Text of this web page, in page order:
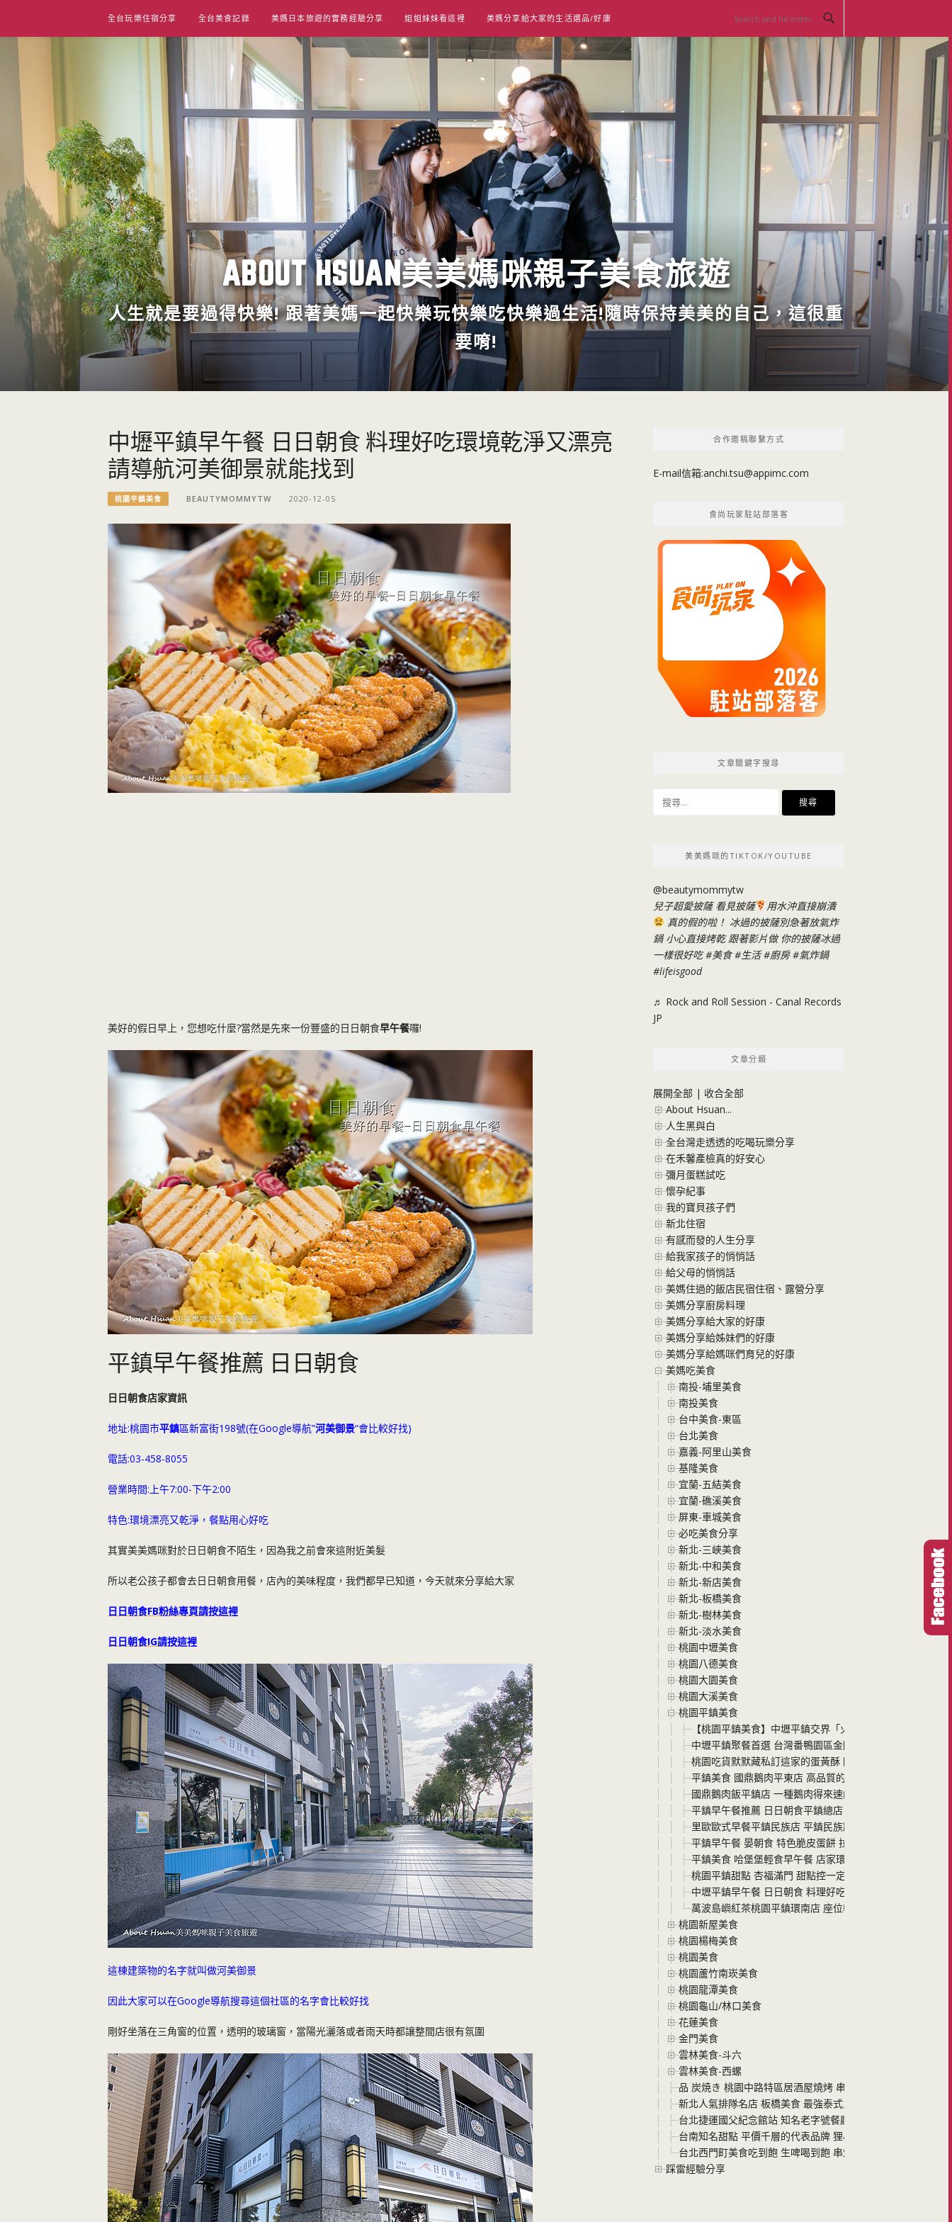
content
全台玩樂住宿分享 全台美食記錄 美媽日本旅遊的實務經驗分享 姐姐妹妹看這裡 美媽分享給大家的生活選品/好康
ABOUT HSUAN美美媽咪親子美食旅遊
人生就是要過得快樂! 跟著美媽一起快樂玩快樂吃快樂過生活!隨時保持美美的自己，這很重
要唷!
中壢平鎮早午餐 日日朝食 料理好吃環境乾淨又漂亮
請導航河美御景就能找到
桃園平鎮美食 BEAUTYMOMMYTW 2020-12-05
美好的假日早上，您想吃什麼?當然是先來一份豐盛的日日朝食早午餐囉!
平鎮早午餐推薦 日日朝食
日日朝食店家資訊
地址:桃園市平鎮區新富街198號(在Google導航”河美御景“會比較好找)
電話:03-458-8055
營業時間:上午7:00-下午2:00
特色:環境漂亮又乾淨，餐點用心好吃
其實美美媽咪對於日日朝食不陌生，因為我之前會來這附近美髮
所以老公孩子都會去日日朝食用餐，店內的美味程度，我們都早已知道，今天就來分享給大家
日日朝食FB粉絲專頁請按這裡
日日朝食IG請按這裡
這棟建築物的名字就叫做河美御景
因此大家可以在Google導航搜尋這個社區的名字會比較好找
剛好坐落在三角窗的位置，透明的玻璃窗，當陽光灑落或者雨天時都讓整間店很有氛圍
合作邀稿聯繫方式
E-mail信箱:anchi.tsu@appimc.com
食尚玩家駐站部落客
文章關鍵字搜尋
尋
美美媽咪的TIKTOK/YOUTUBE
@beautymommytw
兒子超愛披薩 看見披薩
用水沖直接崩潰
真的假的啦！ 冰過的披薩別急著放氣炸
鍋 小心直接烤乾 跟著影片做 你的披薩冰過
一樣很好吃#美食 #生活 #廚房 #氣炸鍋
#lifeisgood
♬ Rock and Roll Session - Canal Records
JP
文章分類
展開全部 | 收合全部
About Hsuan...
人生黑與白
全台灣走透透的吃喝玩樂分享
在禾馨產檢真的好安心
彌月蛋糕試吃
懷孕紀事
我的寶貝孩子們
新北住宿
有感而發的人生分享
給我家孩子的悄悄話
給父母的悄悄話
美媽住過的飯店民宿住宿、露營分享
美媽分享廚房料理
美媽分享給大家的好康
美媽分享給姊妹們的好康
美媽分享給媽咪們育兒的好康
美媽吃美食
南投-埔里美食
南投美食
台中美食-東區
台北美食
嘉義-阿里山美食
基隆美食
宜蘭-五結美食
宜蘭-礁溪美食
屏東-車城美食
必吃美食分享
新北-三峽美食
新北-中和美食
新北-新店美食
新北-板橋美食
新北-樹林美食
新北-淡水美食
桃園中壢美食
桃園八德美食
桃園大園美食
桃園大溪美食
桃園平鎮美食
【桃園平鎮美食】中壢平鎮交界「火力雞-火雞肉飯平鎮
中壢平鎮聚餐首選 台灣番鴨園區金陵店 臉盆薑母鴨霸氣
桃園吃貨默默藏私訂這家的蛋黃酥 隱身在平鎮五金行裡的
平鎮美食 國鼎鵝肉平東店 高品質的美味鵝肉 新開幕的平
國鼎鵝肉飯平鎮店 一種鵝肉得來速的概念 也是國鼎鵝肉
平鎮早午餐推薦 日日朝食平鎮總店 小巧溫馨又好拍的早
里歐歐式早餐平鎮民族店 平鎮民族路(中壢民族路)早午餐
平鎮早午餐 晏朝食 特色脆皮蛋餅 拉花咖啡 一間很有實力
平鎮美食 哈堡堡輕食早午餐 店家環境乾淨 料理好吃實在
桃園平鎮甜點 杏福滿門 甜點控一定要知道的一家好店
中壢平鎮早午餐 日日朝食 料理好吃環境乾淨又漂亮 請導航
萬波島嶼紅茶桃園平鎮環南店 座位乾淨 手搖飲可以內用
桃園新屋美食
桃園楊梅美食
桃園美食
桃園蘆竹南崁美食
桃園龍潭美食
桃園龜山/林口美食
花蓮美食
金門美食
雲林美食-斗六
雲林美食-西螺
品 炭焼き 桃園中路特區居酒屋燒烤 串燒平價美味 假日還有現
新北人氣排隊名店 板橋美食 最強泰式火鍋 追樂秘式泰鍋物
台北捷運國父紀念館站 知名老字號餐廳 星辰牛排 來吃米其
台南知名甜點 平價千層的代表品牌 狸小路冰冰千層蛋糕 今
台北西門町美食吃到飽 生啤喝到飽 串燒殿西門 空間寬敞 菜色
踩雷經驗分享